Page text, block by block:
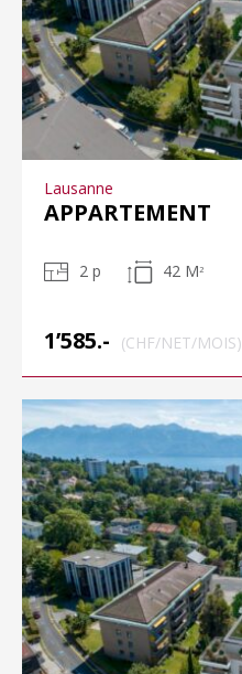
Lausanne
APPARTEMENT
2 p 42 M 2
1’585.- (CHF/NET/MOIS)